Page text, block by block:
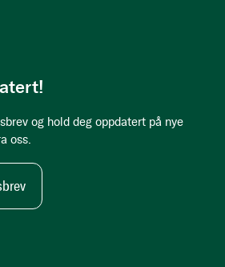
og hold deg oppdatert på nye
oss.